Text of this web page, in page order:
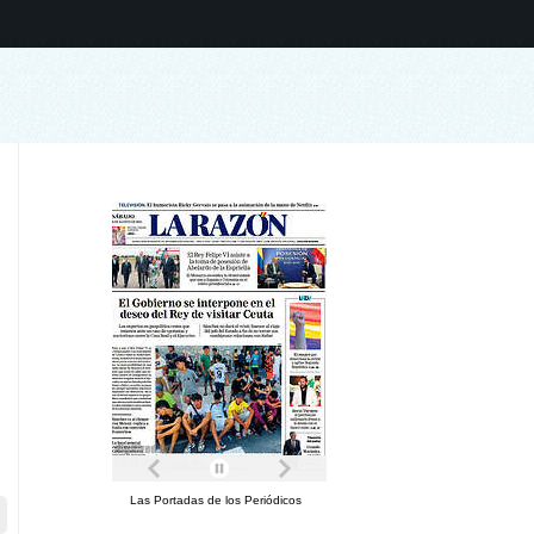
Las Portadas de los Periódicos